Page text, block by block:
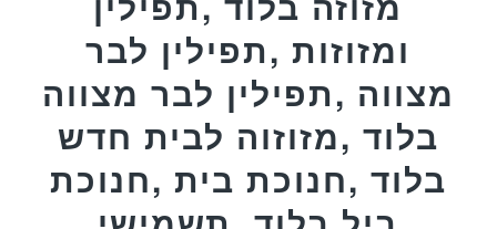
ומזוזות ,תפילין לבר
מצווה ,תפילין לבר מצווה
בלוד ,מזוזוה לבית חדש
בלוד ,חנוכת בית ,חנוכת